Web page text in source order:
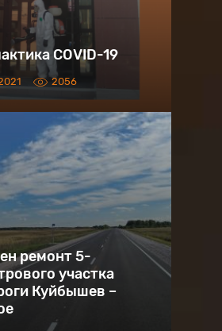
COVID-19
2056
ремонт 5-
участка
Куйбышев –